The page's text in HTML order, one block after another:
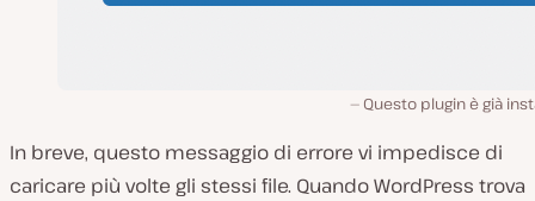
Questo plugin è già
In breve, questo messaggio di errore vi impedisce di
caricare più volte gli stessi file. Quando WordPress trova